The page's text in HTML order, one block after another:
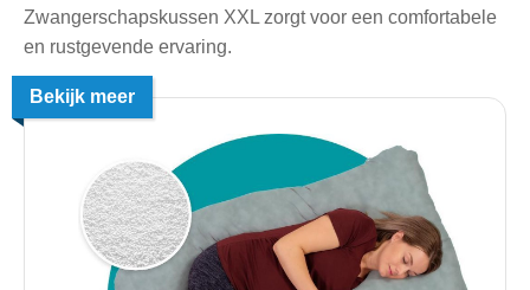
Zwangerschapskussen XXL zorgt voor een comfortabele
en rustgevende ervaring.
Bekijk meer